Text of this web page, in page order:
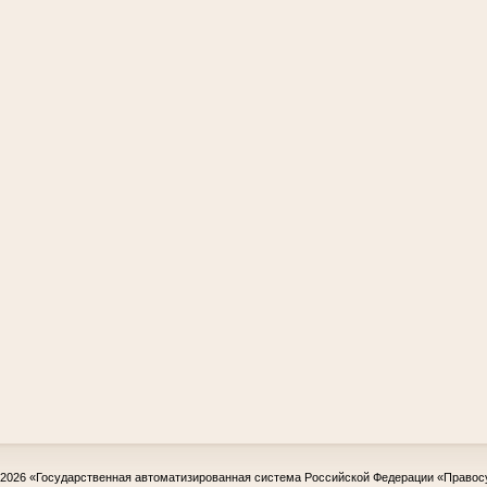
«Государственная автоматизированная система Российской Федерации